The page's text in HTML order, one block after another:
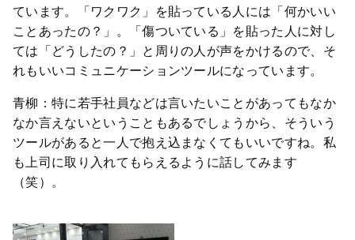
ています。「ワクワク」を貼っている人には「何かいい
ことあったの？」。「傷ついている」を貼った人に対し
ては「どうしたの？」と周りの人が声をかけるので、そ
れもいいコミュニケーションツールになっています。
青柳：特に若手社員などは言いたいことがあってもなか
なか言えないということもあるでしょうから、そういう
ツールがあると一人で抱え込まなくてもいいですね。私
も上司に取り入れてもらえるように話してみます
（笑）。